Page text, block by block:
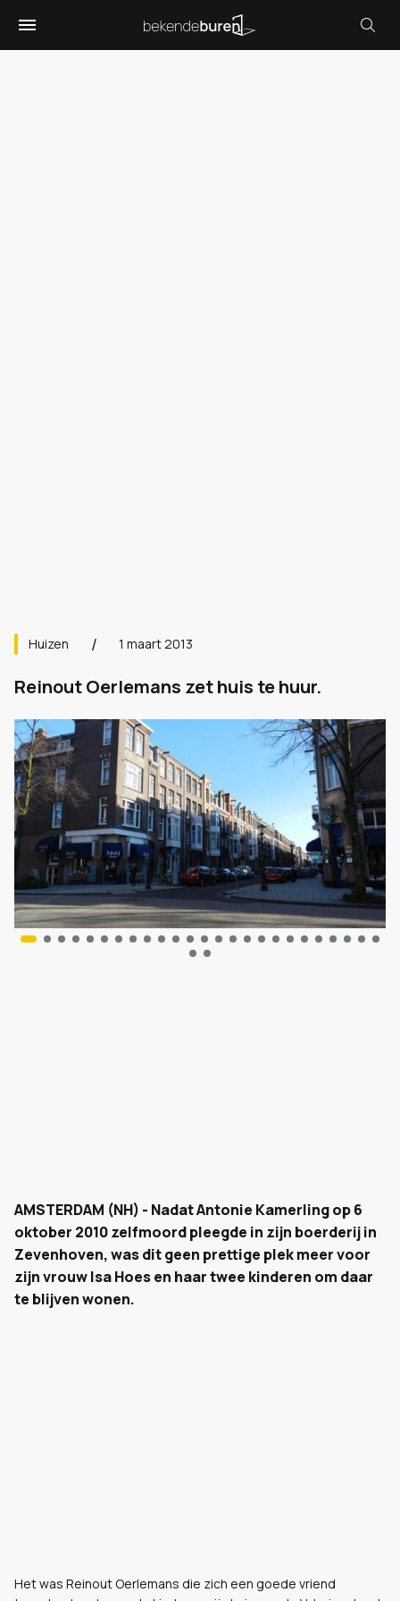
Huizen 1 maart 2013
Reinout Oerlemans zet huis te huur.
AMSTERDAM (NH) - Nadat Antonie Kamerling op 6
oktober 2010 zelfmoord pleegde in zijn boerderij in
Zevenhoven, was dit geen prettige plek meer voor
zijn vrouw Isa Hoes en haar twee kinderen om daar
te blijven wonen.
Het was Reinout Oerlemans die zich een goede vriend